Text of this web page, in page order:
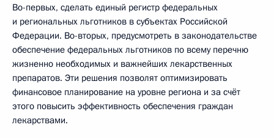
Во-первых, сделать единый регистр федеральных
и региональных льготников в субъектах Российской
Федерации. Во-вторых, предусмотреть в законодательстве
обеспечение федеральных льготников по всему перечню
жизненно необходимых и важнейших лекарственных
препаратов. Эти решения позволят оптимизировать
финансовое планирование на уровне региона и за счёт
этого повысить эффективность обеспечения граждан
лекарствами.